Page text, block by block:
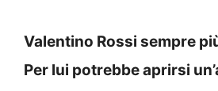
Valentino Rossi sempre
Per lui potrebbe aprirsi